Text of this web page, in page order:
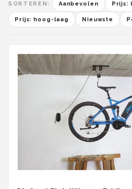
SORTEREN: Aanbevolen Prijs:
Prijs: hoog-laag Nieuwste